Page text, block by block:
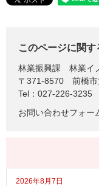
このページに関
林業振興課
林業イ
〒371-8570
前橋
Tel：027-226-3235
お問い合わせフォー
2026年8月7日